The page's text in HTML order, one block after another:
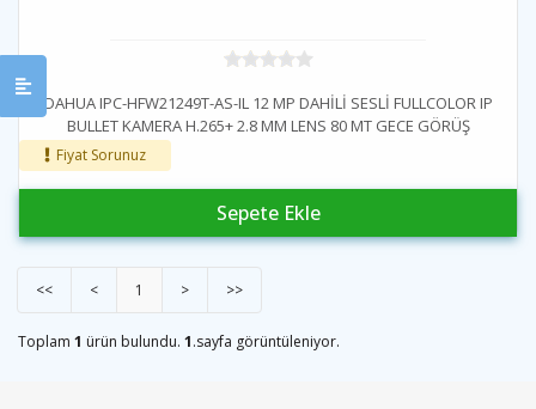
DAHUA IPC-HFW21249T-AS-IL 12 MP DAHİLİ SESLİ FULLCOLOR IP
BULLET KAMERA H.265+ 2.8 MM LENS 80 MT GECE GÖRÜŞ
Fiyat Sorunuz
Sepete Ekle
<< < 1 > >>
Toplam 1 ürün bulundu. 1.sayfa görüntüleniyor.